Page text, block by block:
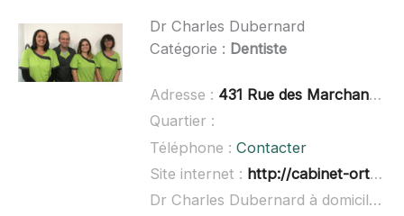
Dr Charles Dubernard
Catégorie : Dentiste
Adresse : 431 Rue des Marchands, 30220 Aigues-Mortes
Quartier :
Téléphone : Contacter
Site internet : http://cabinet-orthodontie-aigues-mortes.fr/
Dr Charles Dubernard à domicile :